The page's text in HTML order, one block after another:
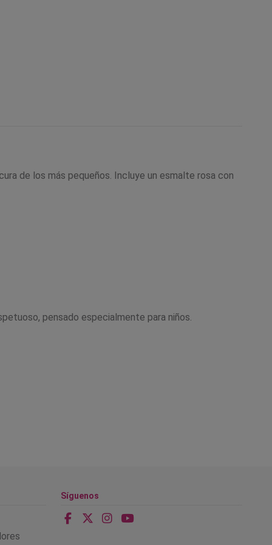
de los más pequeños. Incluye un esmalte rosa con
pensado especialmente para niños.
Síguenos